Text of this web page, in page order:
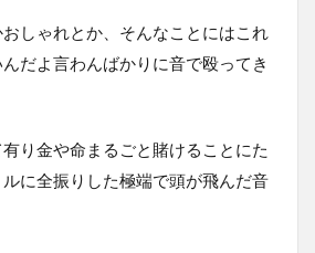
しゃれとか、そんなことにはこれ
だよ言わんばかりに音で殴ってき
り金や命まるごと賭けることにた
に全振りした極端で頭が飛んだ音